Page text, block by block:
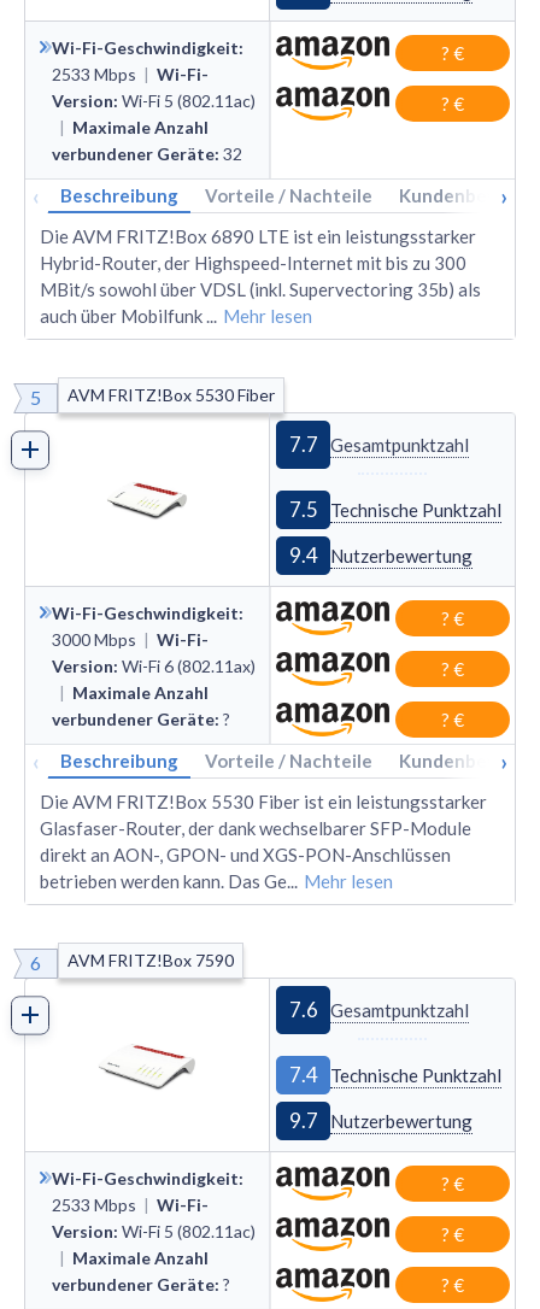
Wi-Fi-Geschwindigkeit:
2533 Mbps | Wi-Fi-
Version: Wi-Fi 5 (802.11ac)
| Maximale Anzahl
verbundener Geräte: 32
? €
? €
‹ Beschreibung Vorteile / Nachteile ›
Die AVM FRITZ!Box 6890 LTE ist ein leistungsstarker
Hybrid-Router, der Highspeed-Internet mit bis zu 300
MBit/s sowohl über VDSL (inkl. Supervectoring 35b) als
auch über Mobilfunk... Mehr lesen
5 AVM FRITZ!Box 5530 Fiber
7.7 Gesamtpunktzahl
7.5 Technische Punktzahl
9.4 Nutzerbewertung
Wi-Fi-Geschwindigkeit:
3000Mbps | Wi-Fi-
Version: Wi-Fi 6 (802.11ax)
| Maximale Anzahl
verbundener Geräte: ?
? €
? €
? €
‹ Beschreibung Vorteile / Nachteile ›
Die AVM FRITZ!Box 5530 Fiber ist ein leistungsstarker
Glasfaser-Router, der dank wechselbarer SFP-Module
direkt an AON-, GPON- und XGS-PON-Anschlüssen
betrieben werden kann. Das Ge... Mehr lesen
6 AVM FRITZ!Box 7590
7.6 Gesamtpunktzahl
7.4 Technische Punktzahl
9.7 Nutzerbewertung
Wi-Fi-Geschwindigkeit:
2533 Mbps | Wi-Fi-
Version: Wi-Fi 5 (802.11ac)
| Maximale Anzahl
verbundener Geräte: ?
? €
? €
? €